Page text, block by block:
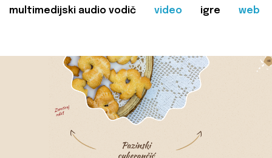
multimedijski audio vodič video igre web